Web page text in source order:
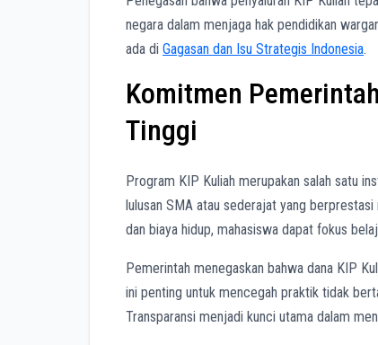
negara dalam menjaga hak pendidikan
ada di Gagasan dan Isu Strategis Indonesia.
Komitmen
Tinggi
Program KIP Kuliah merupakan salah satu
lulusan SMA atau sederajat yang
dan biaya hidup, mahasiswa dapat fokus
Pemerintah menegaskan bahwa dana KIP
ini penting untuk mencegah praktik tidak
Transparansi menjadi kunci utama dalam